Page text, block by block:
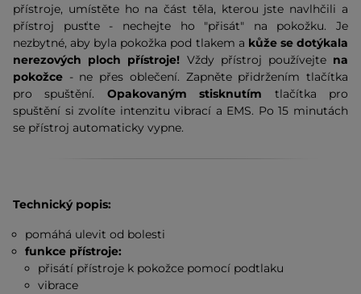
přístroje, umístěte ho na část těla, kterou jste navlhčili a
přístroj pusťte - nechejte ho "přisát" na pokožku. Je
nezbytné, aby byla pokožka pod tlakem a kůže se dotýkala
nerezových ploch přístroje! Vždy přístroj používejte na
pokožce - ne přes oblečení. Zapněte přidržením tlačítka
pro spuštění. Opakovaným stisknutím tlačítka pro
spuštění si zvolíte intenzitu vibrací a EMS. Po 15 minutách
se přístroj automaticky vypne.
Technický popis:
pomáhá ulevit od bolesti
funkce přístroje:
přisátí přístroje k pokožce pomocí podtlaku
vibrace